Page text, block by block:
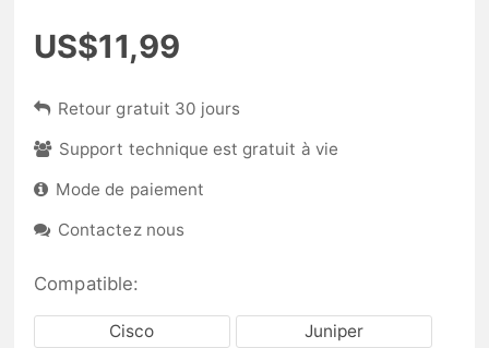
US$11,99
Retour gratuit 30 jours
Support technique est gratuit à vie
Mode de paiement
Contactez nous
Compatible:
Cisco Juniper